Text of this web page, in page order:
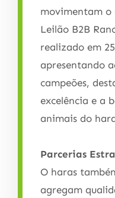
movimentam o
Leilão B2B
realizado em
apresentando
campeões,
excelência e a
animais do
Parcerias
O haras
agregam